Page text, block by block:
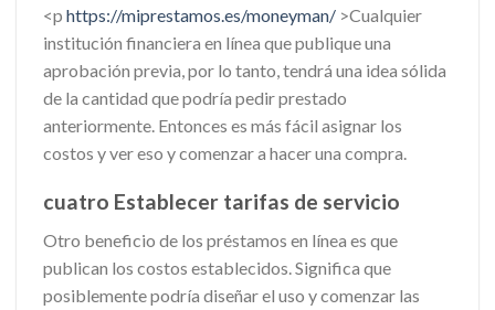
<p https://miprestamos.es/moneyman/ >Cualquier
institución financiera en línea que publique una
aprobación previa, por lo tanto, tendrá una idea sólida
de la cantidad que podría pedir prestado
anteriormente. Entonces es más fácil asignar los
costos y ver eso y comenzar a hacer una compra.
cuatro Establecer tarifas de servicio
Otro beneficio de los préstamos en línea es que
publican los costos establecidos. Significa que
posiblemente podría diseñar el uso y comenzar las